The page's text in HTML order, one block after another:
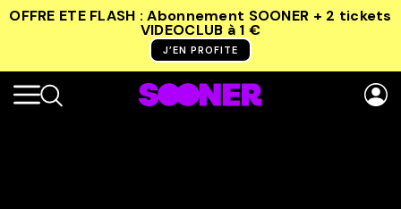
OFFRE ETE FLASH : Abonnement SOONER + 2 tickets
VIDEOCLUB à 1 €
J’EN PROFITE